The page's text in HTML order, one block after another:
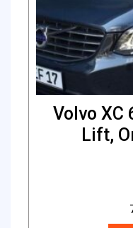
Volvo XC
Lift,